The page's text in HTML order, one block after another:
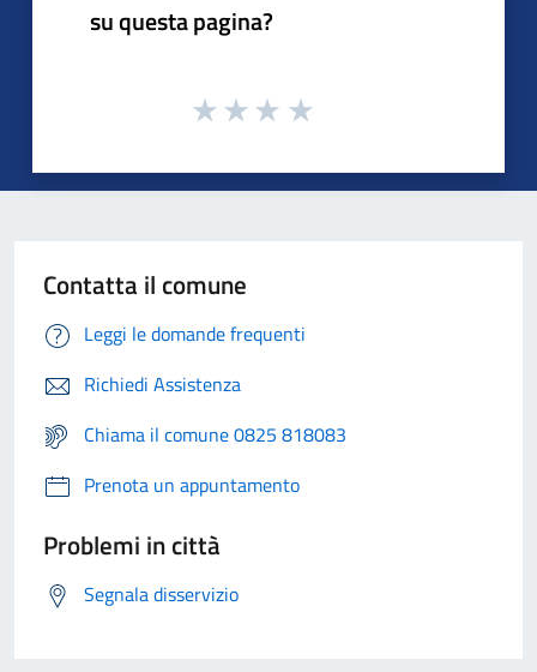
su questa pagina?
Contatta il comune
Leggi le domande frequenti
Richiedi Assistenza
Chiama il comune 0825 818083
Prenota un appuntamento
Problemi in città
Segnala disservizio